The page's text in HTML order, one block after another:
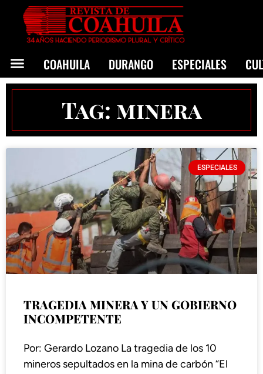
COAHUILA DURANGO ESPECIALES
Tag: minera
ESPECIALES
TRAGEDIA MINERA Y UN GOBIERNO
INCOMPETENTE
Por: Gerardo Lozano La tragedia de los 10
mineros sepultados en la mina de carbón “El